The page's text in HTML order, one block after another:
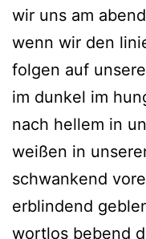
wir uns am
wenn wir den
folgen auf
im dunkel im
nach hellem in
weißen in
schwankend
erblindend
wortlos bebend